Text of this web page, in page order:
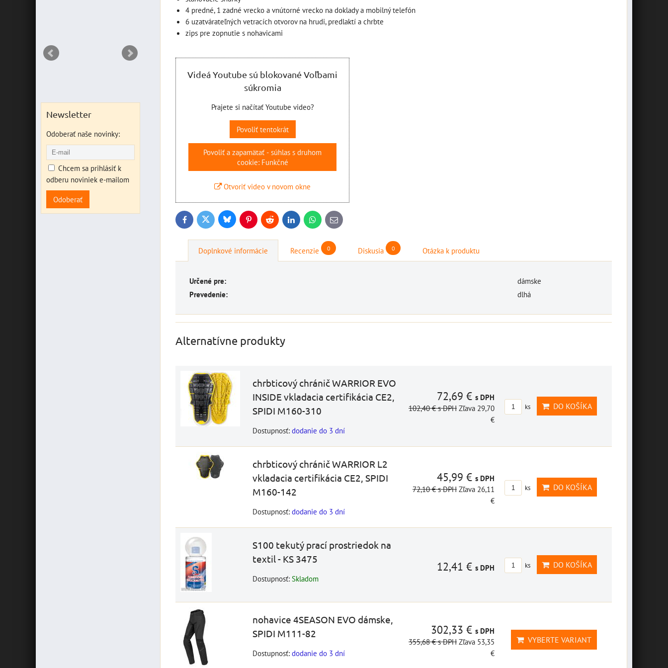
4 predné, 1 zadné vrecko a vnútorné vrecko na doklady a mobilný telefón
6 uzatvárateľných vetracích otvorov na hrudi, predlaktí a chrbte
zips pre zopnutie s nohavicami
Videá Youtube sú blokované Voľbami
súkromia
Prajete si načítať Youtube video?
Povoliť tentokrát
Povoliť a zapamätať - súhlas s druhom
cookie: Funkčné
Otvoriť video v novom okne
FacebookTwitter BlueskyPinterestReddit LinkedInWhatsApp
E-
mail
Doplnkové informácie Recenzie 0 Diskusia 0 Otázka k produktu
Určené pre:
dámske
Prevedenie:
dlhá
Alternatívne produkty
chrbticový chránič WARRIOR EVO
INSIDE vkladacia certifikácia CE2,
SPIDI M160-310
Dostupnosť: dodanie do 3 dní
72,69 € s DPH
102,40 €s DPH Zľava 29,70
€
ks DO KOŠÍKA
chrbticový chránič WARRIOR L2
vkladacia certifikácia CE2, SPIDI
M160-142
Dostupnosť: dodanie do 3 dní
45,99 € s DPH
72,10 €s DPH Zľava 26,11
€
ks DO KOŠÍKA
S100 tekutý prací prostriedok na
textil - KS 3475
Dostupnosť: Skladom
12,41 € s DPH ks DO KOŠÍKA
nohavice 4SEASON EVO dámske,
SPIDI M111-82
Dostupnosť: dodanie do 3 dní
302,33 € s DPH
355,68 €s DPH Zľava 53,35
€
VYBERTE VARIANT
DO KOŠÍKA
Newsletter
Odoberať naše novinky:
Chcem sa prihlásiť k
odberu noviniek e-mailom
Odoberať